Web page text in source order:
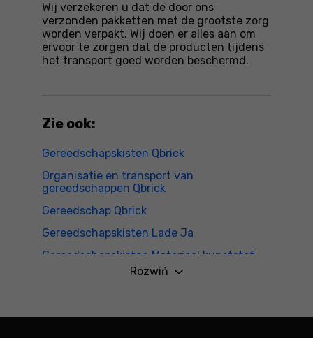
Wij verzekeren u dat de door ons
verzonden pakketten met de grootste zorg
worden verpakt. Wij doen er alles aan om
ervoor te zorgen dat de producten tijdens
het transport goed worden beschermd.
Zie ook:
Gereedschapskisten Qbrick
Organisatie en transport van
gereedschappen Qbrick
Gereedschap Qbrick
Gereedschapskisten Lade Ja
Gereedschapskisten Materiaal kunststof
Gereedschapskisten Modulaire Ja
Rozwiń